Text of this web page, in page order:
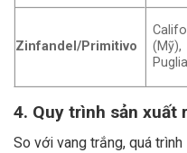
Zinfandel/Primitivo
(Mỹ),
4. Quy trình sản xuất
So với vang trắng, quá